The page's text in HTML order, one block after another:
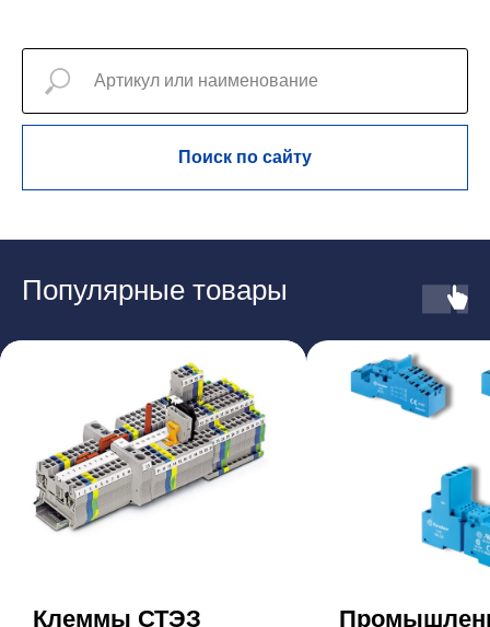
Поиск по сайту
Популярные товары
Клеммы СТЭЗ